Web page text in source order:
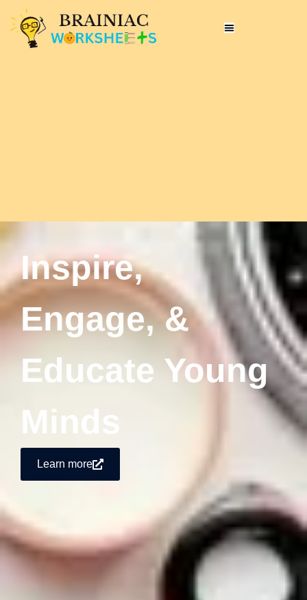
Inspire,
Engage, &
Educate Young
Minds
Learn more